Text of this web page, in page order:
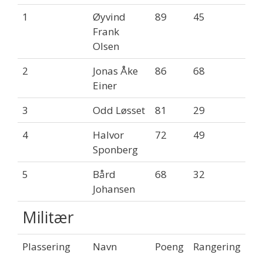
1
Øyvind
Frank
Olsen
89 45
2
Jonas Åke
Einer
86 68
3 Odd Løsset 81
29
4
Halvor
Sponberg
72 49
5
Bård
Johansen
68 32
Militær
Plassering Navn Poeng
Rangering